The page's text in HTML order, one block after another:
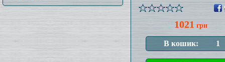
1021 грн